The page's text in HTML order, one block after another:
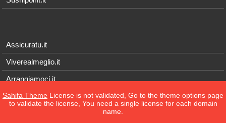
Assicuratu.it
Viverealmeglio.it
Arrangiamoci.it
Tecnichef.it
Sahifa Theme License is not validated, Go to the theme options page
to validate the license, You need a single license for each domain
name.